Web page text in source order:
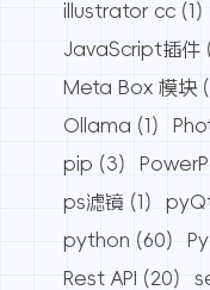
illustrator cc (1)
JavaScript插件
Meta Box 模块
Ollama (1)
pip (3)
ps滤镜 (1)
python (60)
Rest API
(20)